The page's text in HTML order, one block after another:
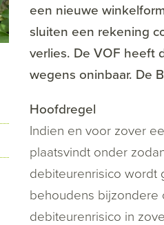
een nieuwe
sluiten een rekening
verlies. De VOF heeft
wegens oninbaar. De
Hoofdregel
Indien en voor zover
plaatsvindt onder
debiteurenrisico wordt
behoudens bijzondere
debiteurenrisico in